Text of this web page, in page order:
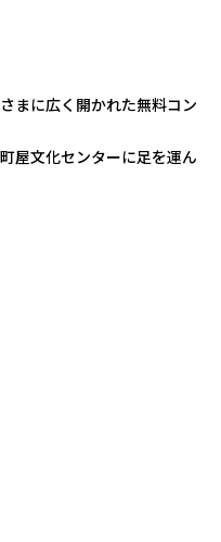
まに広く開かれた無料コン
屋文化センターに足を運ん